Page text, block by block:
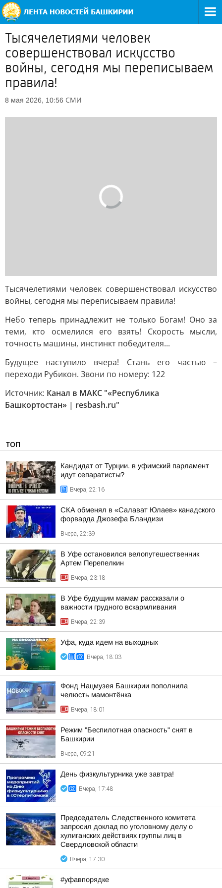
Тысячелетиями человек
совершенствовал искусство
войны, сегодня мы переписываем
правила!
8 мая 2026, 10:56 СМИ
Тысячелетиями человек совершенствовал искусство
войны, сегодня мы переписываем правила!
Небо теперь принадлежит не только Богам! Оно за
теми, кто осмелился его взять! Скорость мысли,
точность машины, инстинкт победителя...
Будущее наступило вчера! Стань его частью –
переходи Рубикон. Звони по номеру: 122
Источник: Канал в МАКС "«Республика
Башкортостан» | resbash.ru"
ТОП
Кандидат от Турции. в уфимский парламент
идут сепаратисты?
Вчера, 22:16
СКА обменял в «Салават Юлаев» канадского
форварда Джозефа Бландизи
Вчера, 22:39
В Уфе остановился велопутешественник
Артем Перепелкин
Вчера, 23:18
В Уфе будущим мамам рассказали о
важности грудного вскармливания
Вчера, 22:39
Уфа, куда идем на выходных
Вчера, 18:03
Фонд Нацмузея Башкирии пополнила
челюсть мамонтёнка
Вчера, 18:01
Режим "Беспилотная опасность" снят в
Башкирии
Вчера, 09:21
День физкультурника уже завтра!
Вчера, 17:48
Председатель Следственного комитета
запросил доклад по уголовному делу о
хулиганских действиях группы лиц в
Свердловской области
Вчера, 17:30
#уфавпорядке